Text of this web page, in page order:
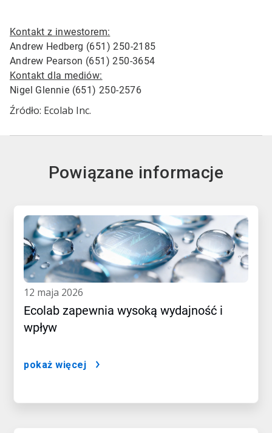
Kontakt z inwestorem:
Andrew Hedberg (651) 250-2185
Andrew Pearson (651) 250-3654
Kontakt dla mediów:
Nigel Glennie (651) 250-2576
Źródło: Ecolab Inc.
Powiązane informacje
12 maja 2026
Ecolab zapewnia wysoką wydajność i
wpływ
pokaż więcej